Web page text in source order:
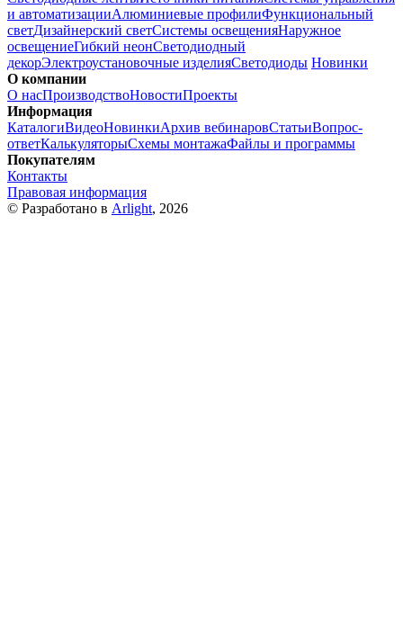
и автоматизацииАлюминиевые профилиФункциональный
светДизайнерский светСистемы освещенияНаружное
освещениеГибкий неонСветодиодный
декорЭлектроустановочные изделияСветодиоды Новинки
О компании
О насПроизводствоНовостиПроекты
Информация
КаталогиВидеоНовинкиАрхив вебинаровСтатьиВопрос-
ответКалькуляторыСхемы монтажаФайлы и программы
Покупателям
Контакты
Правовая информация
© Разработано в Arlight, 2026